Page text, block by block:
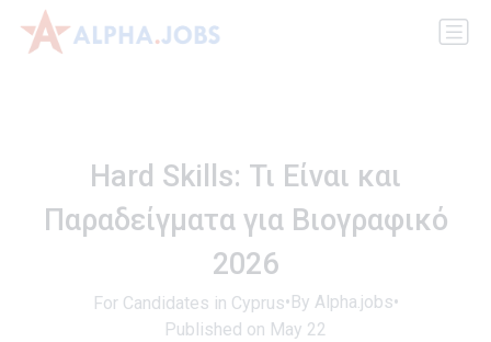
Hard Skills: Τι Είναι και
Παραδείγματα για Βιογραφικό
2026
For Candidates in Cyprus• By Alpha.jobs•
Published on May 22